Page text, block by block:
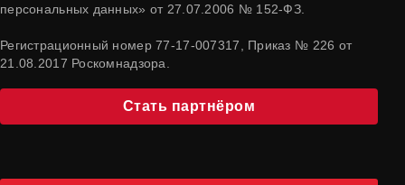
персональных данных» от 27.07.2006 № 152-ФЗ.
Регистрационный номер 77-17-007317, Приказ № 226 от
21.08.2017 Роскомнадзора.
Стать партнёром